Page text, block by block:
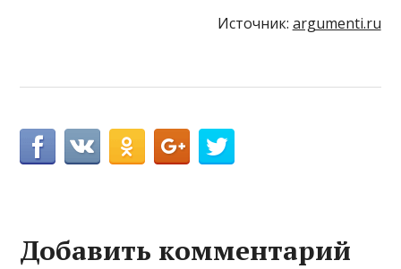
Источник: argumenti.ru
Добавить комментарий